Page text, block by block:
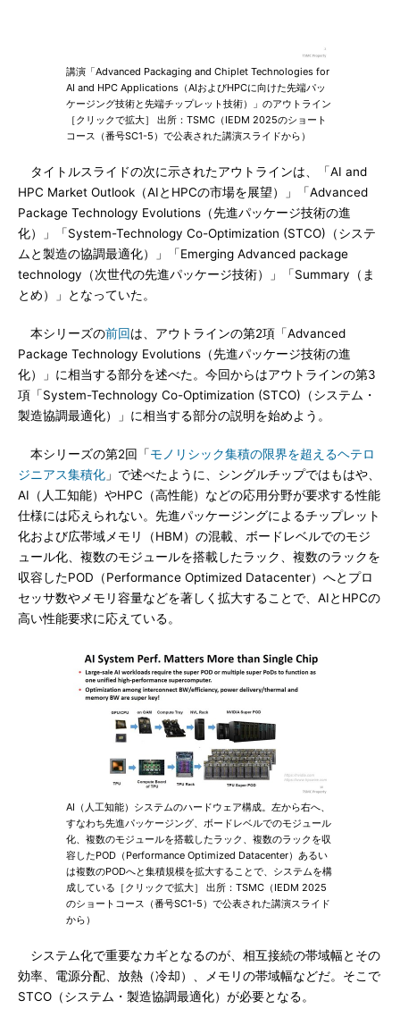
講演「Advanced Packaging and Chiplet Technologies for
AI and HPC Applications（AIおよびHPCに向けた先端パッ
ケージング技術と先端チップレット技術）」のアウトライン
［クリックで拡大］ 出所：TSMC（IEDM 2025のショート
コース（番号SC1-5）で公表された講演スライドから）
タイトルスライドの次に示されたアウトラインは、「AI and
HPC Market Outlook（AIとHPCの市場を展望）」「Advanced
Package Technology Evolutions（先進パッケージ技術の進
化）」「System-Technology Co-Optimization (STCO)（システ
ムと製造の協調最適化）」「Emerging Advanced package
technology（次世代の先進パッケージ技術）」「Summary（ま
とめ）」となっていた。
本シリーズの前回は、アウトラインの第2項「Advanced
Package Technology Evolutions（先進パッケージ技術の進
化）」に相当する部分を述べた。今回からはアウトラインの第3
項「System-Technology Co-Optimization (STCO)（システム・
製造協調最適化）」に相当する部分の説明を始めよう。
本シリーズの第2回「モノリシック集積の限界を超えるヘテロ
ジニアス集積化 」で述べたように、シングルチップではもはや、
AI（人工知能）やHPC（高性能）などの応用分野が要求する性能
仕様には応えられない。先進パッケージングによるチップレット
化および広帯域メモリ（HBM）の混載、ボードレベルでのモジ
ュール化、複数のモジュールを搭載したラック、複数のラックを
収容したPOD（Performance Optimized Datacenter）へとプロ
セッサ数やメモリ容量などを著しく拡大することで、AIとHPCの
高い性能要求に応えている。
AI（人工知能）システムのハードウェア構成。左から右へ、
すなわち先進パッケージング、ボードレベルでのモジュール
化、複数のモジュールを搭載したラック、複数のラックを収
容したPOD（Performance Optimized Datacenter）あるい
は複数のPODへと集積規模を拡大することで、システムを構
成している［クリックで拡大］ 出所：TSMC（IEDM 2025
のショートコース（番号SC1-5）で公表された講演スライド
から）
システム化で重要なカギとなるのが、相互接続の帯域幅とその
効率、電源分配、放熱（冷却）、メモリの帯域幅などだ。そこで
STCO（システム・製造協調最適化）が必要となる。